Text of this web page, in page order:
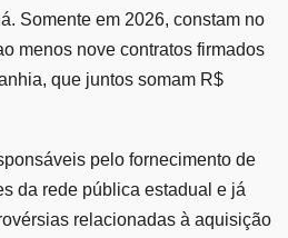
Somente em 2026, constam no
menos nove contratos firmados
que juntos somam R$
pelo fornecimento de
da rede pública estadual e já
relacionadas à aquisição